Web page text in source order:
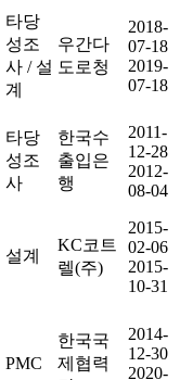
타당
성조
사 / 설
계
우간다
도로청
2018-
07-18
2019-
07-18
타당
성조
사
한국수
출입은
행
2011-
12-28
2012-
08-04
설계
KC코트
렐(주)
2015-
02-06
2015-
10-31
PMC
한국국
제협력
2014-
12-30
2020-